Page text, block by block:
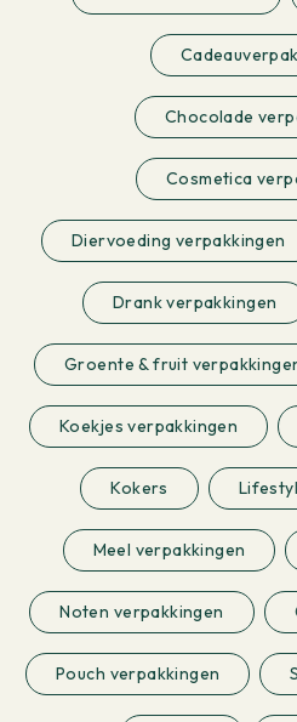
Chocolade
Cosmetica
Diervoeding verpakkingen
Drank verpakkingen
Groente & fruit
Koekjes verpakkingen
Kokers
Meel verpakkingen
Noten verpakkingen
Pouch verpakkingen